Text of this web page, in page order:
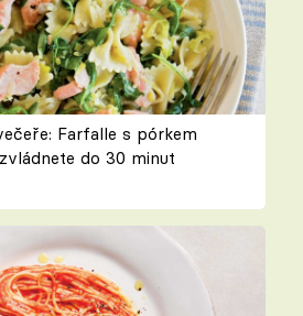
Farfalle s pórkem
do 30 minut